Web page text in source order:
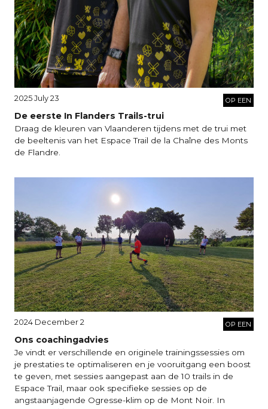
2025 July 23 OP EEN
De eerste In Flanders Trails-trui
Draag de kleuren van Vlaanderen tijdens met de trui met
de beeltenis van het Espace Trail de la Chaîne des Monts
de Flandre.
2024 December 2 OP EEN
Ons coachingadvies
Je vindt er verschillende en originele trainingssessies om
je prestaties te optimaliseren en je vooruitgang een boost
te geven, met sessies aangepast aan de 10 trails in de
Espace Trail, maar ook specifieke sessies op de
angstaanjagende Ogresse-klim op de Mont Noir. In